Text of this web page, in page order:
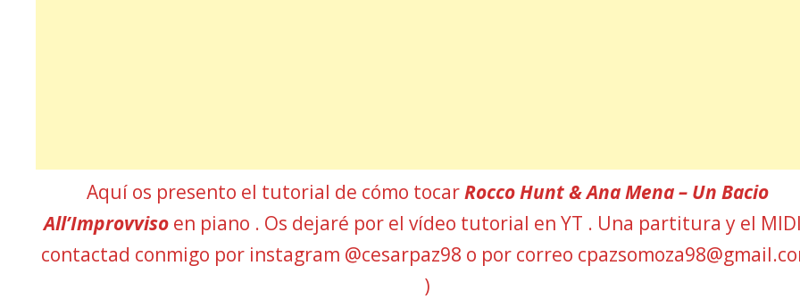
Aquí os presento el tutorial de cómo tocarRocco Hunt & Ana Mena – Un Bacio
All’Improvvisoen piano . Os dejaré por el vídeo tutorial en YT . Una partitura y el
contactad conmigo por instagram @cesarpaz98 o por correo
)